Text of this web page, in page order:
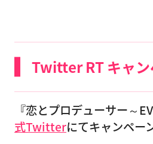
Twitter RT キャン
『恋とプロデューサー～
式Twitterにてキャンペー